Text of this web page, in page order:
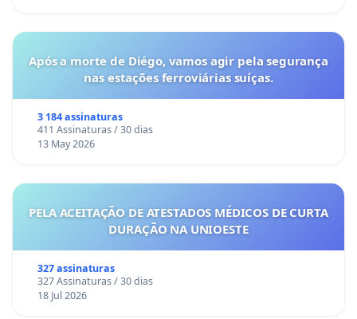
Após a morte de Diégo, vamos agir pela segurança
nas estações ferroviárias suíças.
3 184 assinaturas
411 Assinaturas / 30 dias
13 May 2026
PELA ACEITAÇÃO DE ATESTADOS MÉDICOS DE CURTA
DURAÇÃO NA UNIOESTE
327 assinaturas
327 Assinaturas / 30 dias
18 Jul 2026